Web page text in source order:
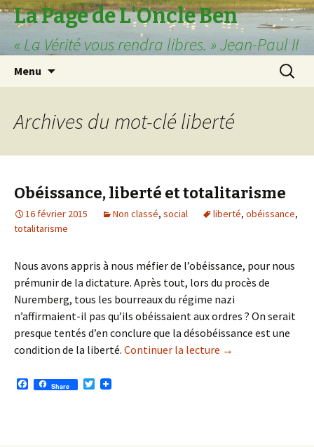
La Page de L'Oncle Ben
« La Vérité vous rendra libres. » Jean-Paul II
Menu
principal
Archives du mot-clé liberté
Obéissance, liberté et totalitarisme
16 février 2015 Non classé, social liberté, obéissance,
totalitarisme
Nous avons appris à nous méfier de l’obéissance, pour nous
prémunir de la dictature. Après tout, lors du procès de
Nuremberg, tous les bourreaux du régime nazi
n’affirmaient-il pas qu’ils obéissaient aux ordres ? On serait
presque tentés d’en conclure que la désobéissance est une
condition de la liberté. Continuer la lecture deObéissance,
→
Share
T